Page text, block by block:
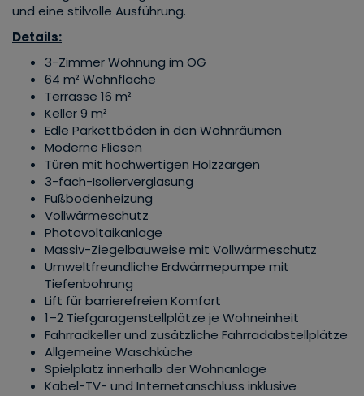
und eine stilvolle Ausführung.
Details:
3-Zimmer Wohnung im OG
64 m² Wohnfläche
Terrasse 16 m²
Keller 9 m²
Edle Parkettböden in den Wohnräumen
Moderne Fliesen
Türen mit hochwertigen Holzzargen
3-fach-Isolierverglasung
Fußbodenheizung
Vollwärmeschutz
Photovoltaikanlage
Massiv-Ziegelbauweise mit Vollwärmeschutz
Umweltfreundliche Erdwärmepumpe mit
Tiefenbohrung
Lift für barrierefreien Komfort
1–2 Tiefgaragenstellplätze je Wohneinheit
Fahrradkeller und zusätzliche Fahrradabstellplätze
Allgemeine Waschküche
Spielplatz innerhalb der Wohnanlage
Kabel-TV- und Internetanschluss inklusive